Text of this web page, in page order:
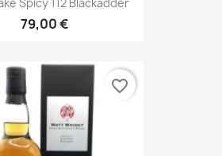
Spicy 112 Blackadder
79,00 €
favorite_border